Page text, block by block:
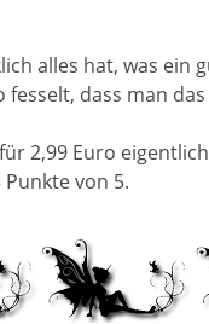
alles hat, was
dass man
2,99 Euro
von 5.